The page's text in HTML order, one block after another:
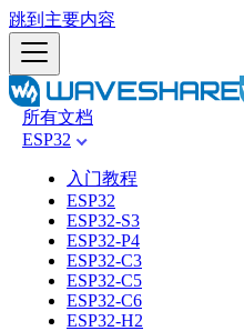
跳到主要内容
所有文档
ESP32
入门教程
ESP32
ESP32-S3
ESP32-P4
ESP32-C3
ESP32-C5
ESP32-C6
ESP32-H2